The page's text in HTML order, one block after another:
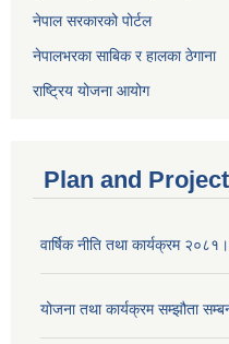
नेपाल सरकारको पोर्टल
नेपालभरका साबिक र हालका ठेगाना
राष्ट्रिय योजना आयोग
Plan and Project
वार्षिक नीति तथा कार्यक्रम
योजना तथा कार्यक्रम सम्झौता